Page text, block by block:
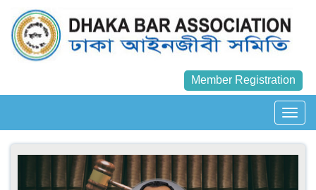
Member Registration